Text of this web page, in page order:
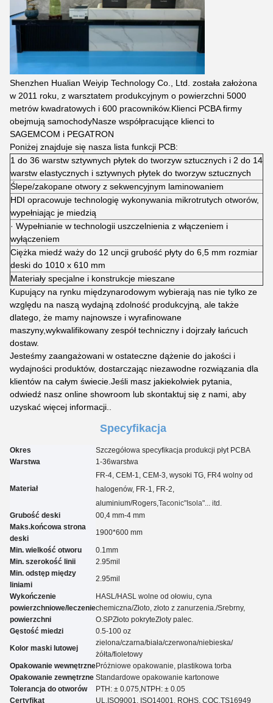
Shenzhen Hualian Weiyip Technology Co., Ltd. została założona
w 2011 roku, z warsztatem produkcyjnym o powierzchni 5000
metrów kwadratowych i 600 pracowników.Klienci PCBA firmy
obejmują samochodyNasze współpracujące klienci to
SAGEMCOM i PEGATRON
Poniżej znajduje się nasza lista funkcji PCB:
1 do 36 warstw sztywnych płytek do tworzyw sztucznych i 2 do 14
warstw elastycznych i sztywnych płytek do tworzyw sztucznych
Ślepe/zakopane otwory z sekwencyjnym laminowaniem
HDI opracowuje technologię wykonywania mikrotrutych otworów,
wypełniając je miedzią
· Wypełnianie w technologii uszczelnienia z włączeniem i
wyłączeniem
Ciężka miedź waży do 12 uncji grubość płyty do 6,5 mm rozmiar
deski do 1010 x 610 mm
Materiały specjalne i konstrukcje mieszane
Kupujący na rynku międzynarodowym wybierają nas nie tylko ze
względu na naszą wydajną zdolność produkcyjną, ale także
dlatego, że mamy najnowsze i wyrafinowane
maszyny,wykwalifikowany zespół techniczny i dojrzały łańcuch
dostaw.
Jesteśmy zaangażowani w ostateczne dążenie do jakości i
wydajności produktów, dostarczając niezawodne rozwiązania dla
klientów na całym świecie.Jeśli masz jakiekolwiek pytania,
odwiedź nasz online showroom lub skontaktuj się z nami, aby
uzyskać więcej informacji..
Specyfikacja
Okres
Szczegółowa specyfikacja produkcji płyt PCBA
Warstwa
1-36warstwa
Materiał
FR-4, CEM-1, CEM-3, wysoki TG, FR4 wolny od
halogenów, FR-1, FR-2,
aluminium/Rogers, Taconic"Isola"... itd.
Grubość deski
00,4 mm-4 mm
Maks.końcowa strona
deski
1900*600 mm
Min. wielkość otworu 0. 1 mm
Min. szerokość linii
2.95mil
Min. odstęp między
liniami
2.95mil
Wykończenie
powierzchniowe/leczenie
powierzchni
HASL/HASL wolne od ołowiu, cyna
chemiczna/Złoto, złoto z zanurzenia. /Srebrny,
O. SPZłoto pokryteZłoty palec.
Gęstość miedzi
0.5-100 oz
Kolor maski lutowej
zielona/czarna/biała/czerwona/niebieska/
żółta/fioletowy
Opakowanie wewnętrznePróżniowe opakowanie, plastikowa torba
Opakowanie zewnętrzne Standardowe opakowanie kartonowe
Tolerancja do otworów
PTH: ± 0.075 ,NTPH: ± 0.05
Certyfikat
UL, ISO9001, ISO14001, ROHS, CQC ,TS16949